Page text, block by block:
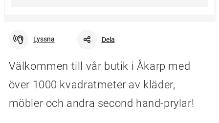
Lyssna Dela
Välkommen till vår butik i Åkarp med
över 1000 kvadratmeter av kläder,
möbler och andra second hand-prylar!